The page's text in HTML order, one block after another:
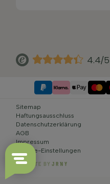
4.4/5
Sitemap
Haftungsausschluss
Datenschutzerklärung
AGB
Impressum
Cookie-Einstellungen